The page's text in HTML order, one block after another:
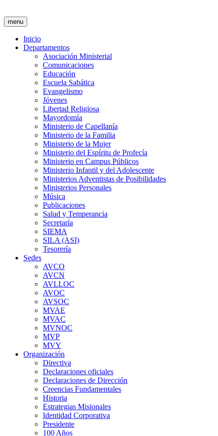
menu
Inicio
Departamentos
Asociación Ministerial
Comunicaciones
Educación
Escuela Sabática
Evangelismo
Jóvenes
Libertad Religiosa
Mayordomía
Ministerio de Capellanía
Ministerio de la Familia
Ministerio de la Mujer
Ministerio del Espíritu de Profecía
Ministerio en Campus Públicos
Ministerio Infantil y del Adolescente
Ministerios Adventistas de Posibilidades
Ministerios Personales
Música
Publicaciones
Salud y Temperancia
Secretaría
SIEMA
SILA (ASI)
Tesorería
Sedes
AVCO
AVCN
AVLLOC
AVOC
AVSOC
MVAE
MVAC
MVNOC
MVP
MVY
Organización
Directiva
Declaraciones oficiales
Declaraciones de Dirección
Creencias Fundamentales
Historia
Estrategias Misionales
Identidad Corporativa
Presidente
100 Años